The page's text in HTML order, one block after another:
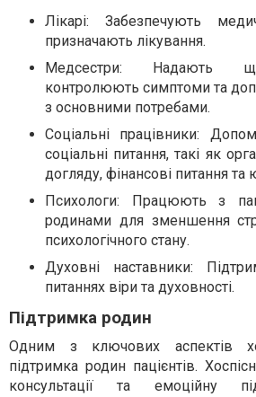
Лікарі: Забезпечують
призначають лікування.
Медсестри: Надають
контролюють симптоми та
з основними потребами.
Соціальні працівники:
соціальні питання, такі як
догляду, фінансові питання
Психологи: Працюють з
родинами для зменшення
психологічного стану.
Духовні наставники:
питаннях віри та духовності.
Підтримка родин
Одним з ключових аспектів
підтримка родин пацієнтів.
консультації та емоційну